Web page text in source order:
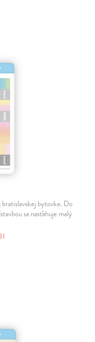
bytovke. Do
sa nasťahuje malý